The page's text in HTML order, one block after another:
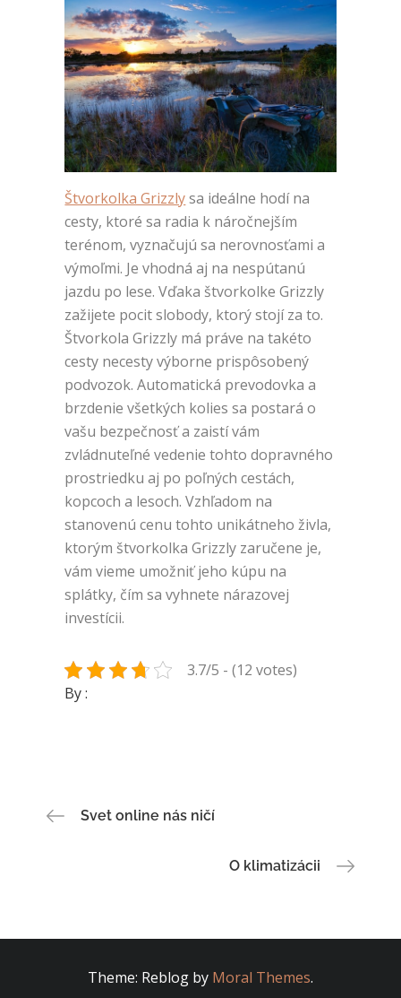
Štvorkolka Grizzlysa ideálne hodí na
cesty, ktoré sa radia k náročnejším
terénom, vyznačujú sa nerovnosťami a
výmoľmi. Je vhodná aj na nespútanú
jazdu po lese. Vďaka štvorkolke Grizzly
zažijete pocit slobody, ktorý stojí za to.
Štvorkola Grizzly má práve na takéto
cesty necesty výborne prispôsobený
podvozok. Automatická prevodovka a
brzdenie všetkých kolies sa postará o
vašu bezpečnosť a zaistí vám
zvládnuteľné vedenie tohto dopravného
prostriedku aj po poľných cestách,
kopcoch a lesoch. Vzhľadom na
stanovenú cenu tohto unikátneho živla,
ktorým štvorkolka Grizzly zaručene je,
vám vieme umožniť jeho kúpu na
splátky, čím sa vyhnete nárazovej
investícii.
3.7/5 - (12 votes)
By :
Navigace
Svet online nás ničí
O klimatizácii
Theme: Reblog by Moral Themes.